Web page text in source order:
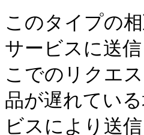
このタイプの
サービスに送
こでのリクエ
品が遅れてい
ビスにより送